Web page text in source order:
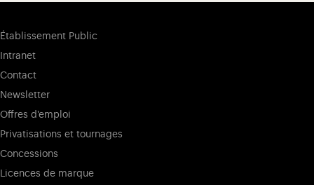
Établissement Public
Intranet
Contact
Newsletter
Offres d'emploi
Privatisations et tournages
Concessions
Licences de marque